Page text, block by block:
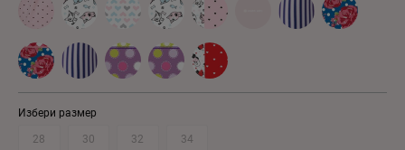
Избери размер
28 30 32 34